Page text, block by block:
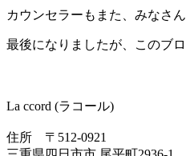
カウンセラーもまた、みなさ
最後になりましたが、このブ
La ccord (ラコール)
住所 〒512-0921